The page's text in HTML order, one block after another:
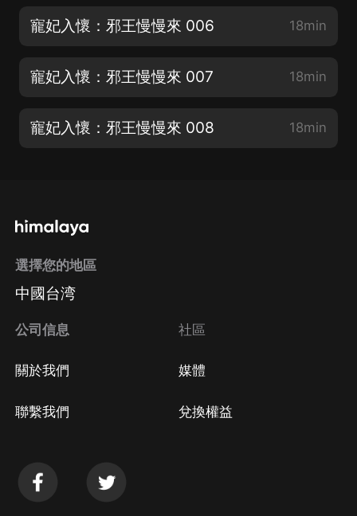
寵妃入懷：邪王慢慢來 006 18min
寵妃入懷：邪王慢慢來 007 18min
寵妃入懷：邪王慢慢來 008 18min
選擇您的地區
中國台湾
公司信息
關於我們
聯繫我們
社區
媒體
兌換權益